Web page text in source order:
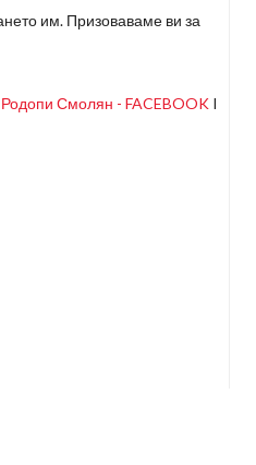
им. Призоваваме ви за
Родопи Смолян - FACEBOOK I